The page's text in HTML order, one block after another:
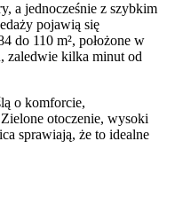
a jednocześnie z szybkim
pojawią się
do 110 m², położone w
zaledwie kilka minut od
o komforcie,
otoczenie, wysoki
sprawiają, że to idealne